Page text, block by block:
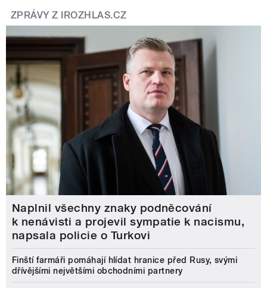
ZPRÁVY Z IROZHLAS.CZ
Naplnil všechny znaky podněcování
k nenávisti a projevil sympatie k nacismu,
napsala policie o Turkovi
Finští farmáři pomáhají hlídat hranice před Rusy, svými
dřívějšími největšími obchodními partnery